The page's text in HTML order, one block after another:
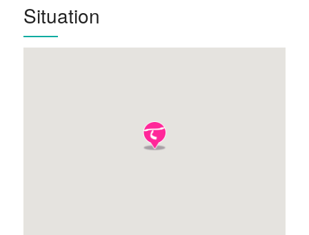
Situation